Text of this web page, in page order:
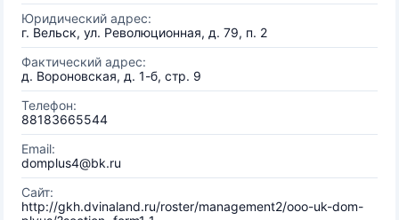
Юридический адрес:
г. Вельск, ул. Революционная, д. 79, п. 2
Фактический адрес:
д. Вороновская, д. 1-б, стр. 9
Телефон:
88183665544
Email:
domplus4@bk.ru
Сайт:
http://gkh.dvinaland.ru/roster/management2/ooo-uk-dom-